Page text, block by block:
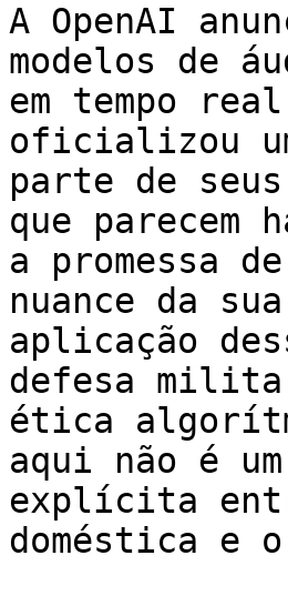
A OpenAI
modelos de
em tempo
oficializou
parte de
que parecem
a promessa
nuance da
aplicação
defesa
ética
aqui não é
explícita
doméstica e